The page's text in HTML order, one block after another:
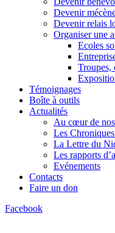
Devenir
Devenir relais
Organiser une
Ecoles
Troupes,
Témoignages
Boîte à outils
Actualités
Au cœur de
Les
La Lettre du
Les rapports
Evénements
Contacts
Faire un don
Facebook